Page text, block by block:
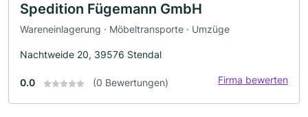
Spedition Fügemann GmbH
Wareneinlagerung · Möbeltransporte · Umzüge
Nachtweide 20, 39576 Stendal
0.0 (0 Bewertungen) Firma bewerten